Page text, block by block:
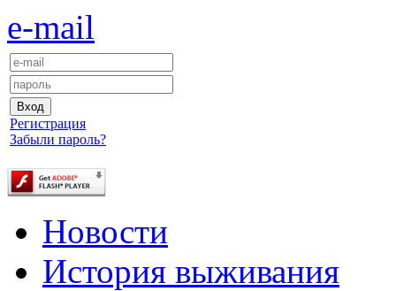
e-mail
Регистрация
Забыли пароль?
Новости
История выживания